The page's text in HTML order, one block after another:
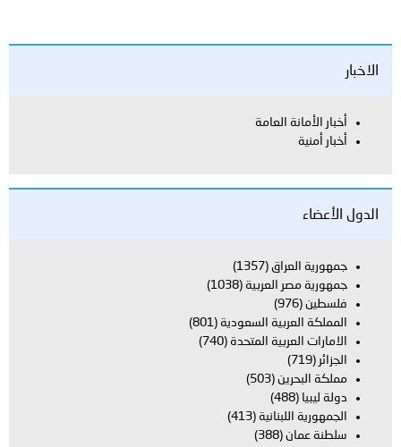
الاخبار
أخبار الأمانة العامة
أخبار أمنية
الدول الأعضاء
جمهورية العراق (1357)
جمهورية مصر العربية (1038)
فلسطين (976)
المملكة العربية السعودية (801)
الامارات العربية المتحدة (740)
الجزائر (719)
مملكة البحرين (503)
دولة ليبيا (488)
الجمهورية اللبنانية (413)
سلطنة عمان (388)